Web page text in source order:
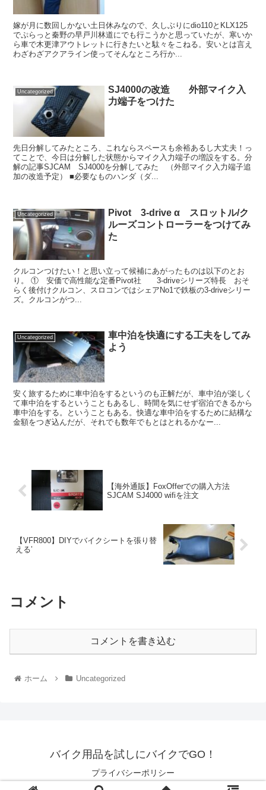
嫁が月に数回しかない土日休みなので、久しぶりにdio110とKLX125
でぷらっと秦野の早戸川林道にでも行こうかと思っていたが、寒いか
ら車で木更津アウトレットに行きたいと駄々をこねる。安いとは言え
わざわざアクアライン使ってそんなところ行か...
Uncategorized
SJ4000の改造 外部マイク入
力端子をつけた
先日分解してみたところ、これならスペースも余裕あるし大丈夫！っ
てことで、今日は分解した状態からマイク入力端子の増設をする。分
解の記事SJCAM SJ4000を分解してみた （外部マイク入力端子追
加の改造予定） ■必要なものハンダ（ダ...
Uncategorized
Pivot 3-drive α スロットル/ク
ルーズコントローラーをつけてみ
た
クルコンつけたい！と思い立って候補にあがったものは以下のとお
り。 ① 安価で高性能な定番Pivot社 3-driveシリーズ特長 おそ
らく後付けクルコン、スロコンではシェアNo1で鉄板の3-driveシリー
ズ。クルコンがつ...
Uncategorized
車中泊を快適にする工夫をしてみ
よう
安く旅するために車中泊をするというのも正解だが、車中泊が楽しく
て車中泊をするということもあるし、時間を気にせず宿泊できるから
車中泊をする。ということもある。快適な車中泊をするために結構な
金額をつぎ込んだが、それでも数年でもとはとれるかなー...
【海外通販】FoxOfferでの購入方法
SJCAM SJ4000 wifiを注文
【VFR800】DIYでバイクシートを張り替
える’
コメント
コメントを書き込む
ホーム Uncategorized
バイク用品を試しにバイクでGO！
プライバシーポリシー